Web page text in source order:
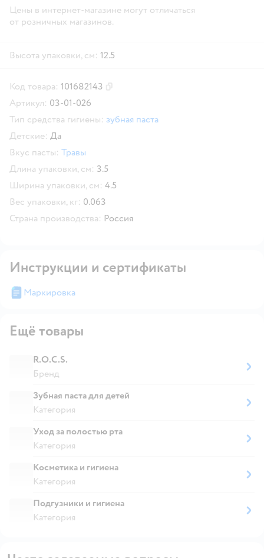
Цены в интернет-магазине могут отличаться
от розничных магазинов.
Высота упаковки, см: 12.5
Код товара: 101682143
Артикул: 03-01-026
Тип средства гигиены: зубная паста
Детские: Да
Вкус пасты: Травы
Длина упаковки, см: 3.5
Ширина упаковки, см: 4.5
Вес упаковки, кг: 0.063
Страна производства: Россия
Инструкции и сертификаты
Маркировка
Ещё товары
R.O.C.S.
Бренд
Зубная паста для детей
Категория
Уход за полостью рта
Категория
Косметика и гигиена
Категория
Подгузники и гигиена
Категория